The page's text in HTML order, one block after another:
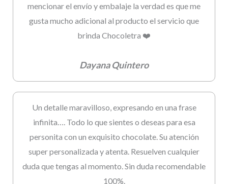
mencionar el envío y embalaje la verdad es que me
gusta mucho adicional al producto el servicio que
brinda Chocoletra ❤️
Dayana Quintero
Un detalle maravilloso, expresando en una frase
infinita…. Todo lo que sientes o deseas para esa
personita con un exquisito chocolate. Su atención
super personalizada y atenta. Resuelven cualquier
duda que tengas al momento. Sin duda recomendable
100%.